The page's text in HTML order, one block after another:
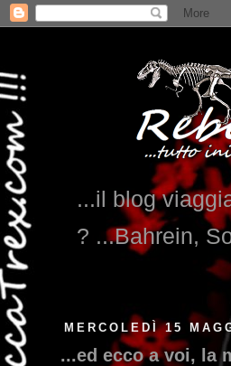
...il blog
? ...Bahrein,
MERCOLEDÌ 15
...ed ecco a voi, la